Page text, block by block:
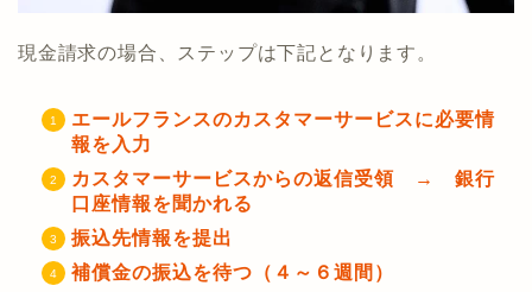
現金請求の場合、ステップは下記となります。
エールフランスのカスタマーサービスに必要情
報を入力
カスタマーサービスからの返信受領 → 銀行
口座情報を聞かれる
振込先情報を提出
補償金の振込を待つ（４～６週間）